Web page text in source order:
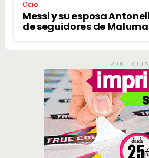
Ocio
Messi y su esposa
de seguidores de Maluma